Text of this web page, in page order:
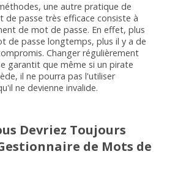
une autre pratique de
passe très efficace consiste à
de mot de passe. En effet, plus
de passe longtemps, plus il y a de
Changer régulièrement
garantit que même si un pirate
il ne pourra pas l'utiliser
ne devienne invalide.
Devriez Toujours
de Mots de